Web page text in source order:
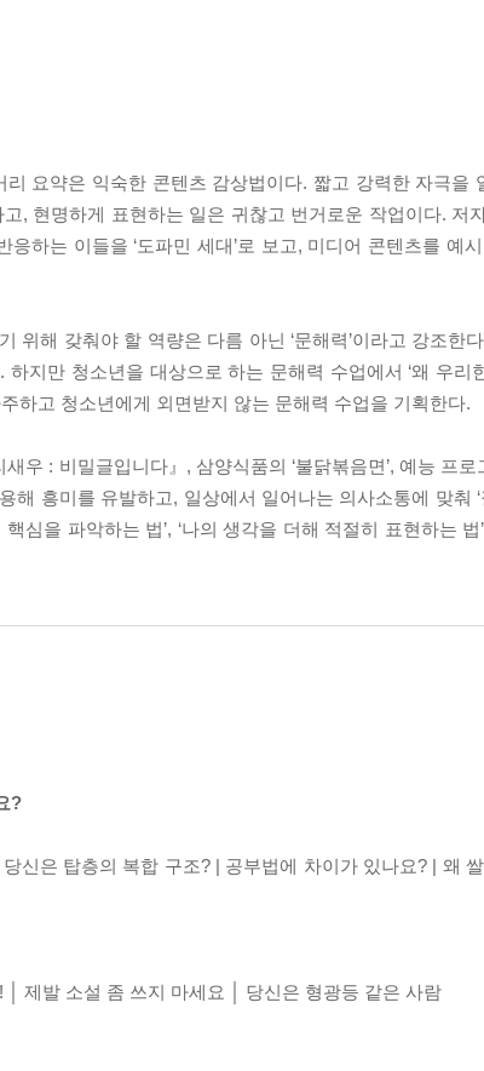
요약은 익숙한 콘텐츠 감상법이다. 짧고 강력한 자극을
, 현명하게 표현하는 일은 귀찮고 번거로운 작업이다. 저
하는 이들을 ‘도파민 세대’로 보고, 미디어 콘텐츠를 예
위해 갖춰야 할 역량은 다름 아닌 ‘문해력’이라고 강조한
지만 청소년을 대상으로 하는 문해력 수업에서 ‘왜 우리
하고 청소년에게 외면받지 않는 문해력 수업을 기획한다.
우 : 비밀글입니다』, 삼양식품의 ‘불닭볶음면’, 예능 프
흥미를 유발하고, 일상에서 일어나는 의사소통에 맞춰
심을 파악하는 법’, ‘나의 생각을 더해 적절히 표현하는
?
신은 탑층의 복합 구조? | 공부법에 차이가 있나요? | 왜
제발 소설 좀 쓰지 마세요 │ 당신은 형광등 같은 사람